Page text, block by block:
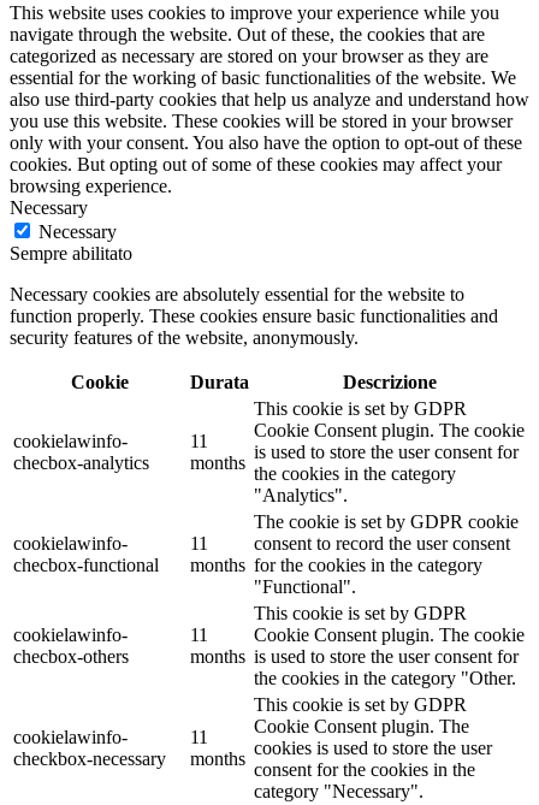
This website uses cookies to improve your experience while you
navigate through the website. Out of these, the cookies that are
categorized as necessary are stored on your browser as they are
essential for the working of basic functionalities of the website. We
also use third-party cookies that help us analyze and understand how
you use this website. These cookies will be stored in your browser
only with your consent. You also have the option to opt-out of these
cookies. But opting out of some of these cookies may affect your
browsing experience.
Necessary
Necessary
Sempre abilitato
Necessary cookies are absolutely essential for the website to
function properly. These cookies ensure basic functionalities and
security features of the website, anonymously.
Cookie Durata Descrizione
cookielawinfo-
checbox-analytics
11
months
This cookie is set by GDPR
Cookie Consent plugin. The cookie
is used to store the user consent for
the cookies in the category
"Analytics".
cookielawinfo-
checbox-functional
11
months
The cookie is set by GDPR cookie
consent to record the user consent
for the cookies in the category
"Functional".
cookielawinfo-
checbox-others
11
months
This cookie is set by GDPR
Cookie Consent plugin. The cookie
is used to store the user consent for
the cookies in the category "Other.
cookielawinfo-
checkbox-necessary
11
months
This cookie is set by GDPR
Cookie Consent plugin. The
cookies is used to store the user
consent for the cookies in the
category "Necessary".